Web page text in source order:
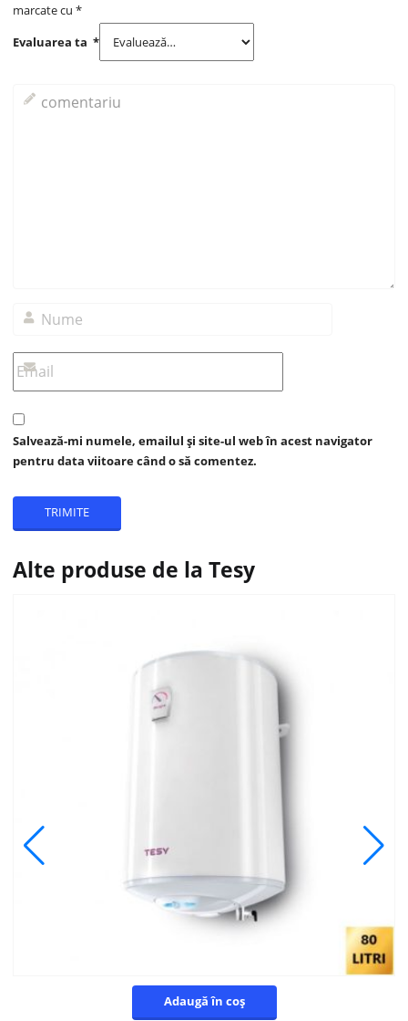
marcate cu*
Evaluarea ta*
Salvează-mi numele, emailul și site-ul web în acest navigator
pentru data viitoare când o să comentez.
Alte produse de la Tesy
Adaugă în coș